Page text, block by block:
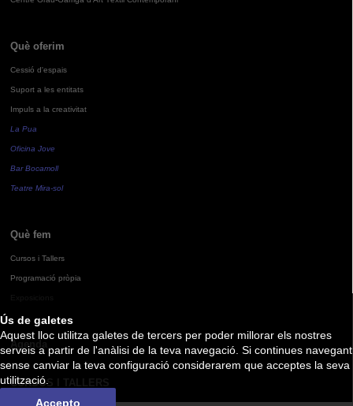
Ús de galetes
Aquest lloc utilitza galetes de tercers per poder millorar els nostres
serveis a partir de l'anàlisi de la teva navegació. Si continues navegant
sense canviar la teva configuració considerarem que acceptes la seva
utilització.
Accepto
Què oferim
Cessió d'espais
Suport a les entitats
Impuls a la creativitat
La Pua
Oficina Jove
Bar Bocamoll
Teatre Mira-sol
Què fem
Cursos i Tallers
Programació pròpia
Agenda
CURSOS I TALLERS